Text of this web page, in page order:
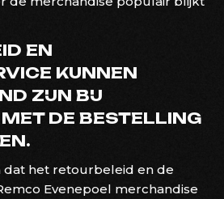
EN
KUNNEN
ZIJN BIJ
DE BESTELLING
dat het retourbeleid en de
Evenepoel merchandise